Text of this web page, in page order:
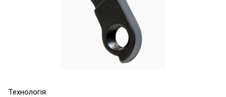
Технологія